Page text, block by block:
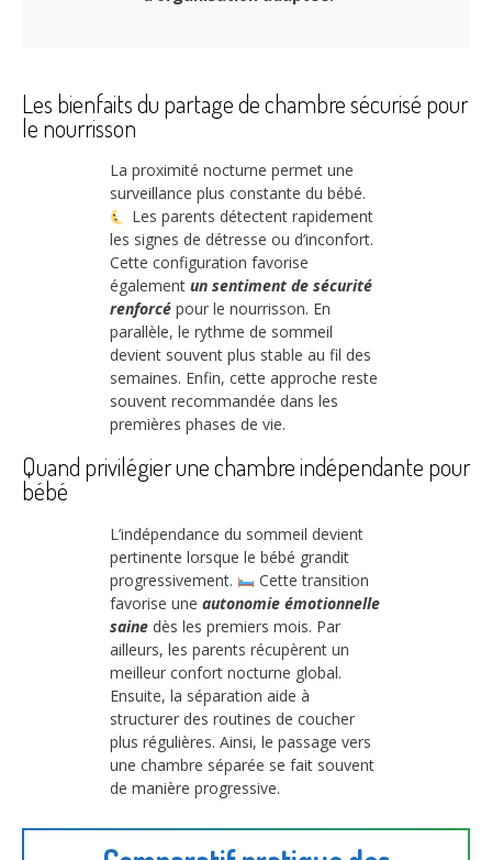
Les bienfaits du partage de chambre sécurisé pour
le nourrisson
La proximité nocturne permet une
surveillance plus constante du bébé.
Les parents détectent rapidement
les signes de détresse ou d’inconfort.
Cette configuration favorise
également un sentiment de sécurité
renforcé pour le nourrisson. En
parallèle, le rythme de sommeil
devient souvent plus stable au fil des
semaines. Enfin, cette approche reste
souvent recommandée dans les
premières phases de vie.
Quand privilégier une chambre indépendante pour
bébé
L’indépendance du sommeil devient
pertinente lorsque le bébé grandit
progressivement.
Cette transition
favorise une autonomie émotionnelle
saine dès les premiers mois. Par
ailleurs, les parents récupèrent un
meilleur confort nocturne global.
Ensuite, la séparation aide à
structurer des routines de coucher
plus régulières. Ainsi, le passage vers
une chambre séparée se fait souvent
de manière progressive.